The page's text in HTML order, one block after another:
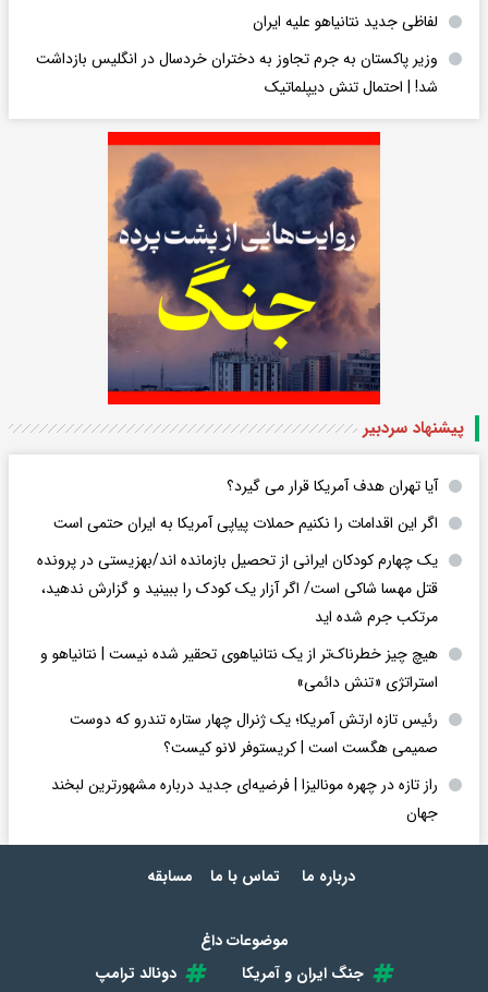
لفاظی جدید نتانیاهو علیه ایران
وزیر پاکستان به جرم تجاوز به دختران خردسال در انگلیس بازداشت
شد! | احتمال تنش دیپلماتیک
پیشنهاد سردبیر
آیا تهران هدف آمریکا قرار می گیرد؟
اگر این اقدامات را نکنیم حملات پیاپی آمریکا به ایران حتمی است
یک چهارم کودکان ایرانی از تحصیل بازمانده اند/بهزیستی در پرونده
قتل مهسا شاکی است/ اگر آزار یک کودک را ببینید و گزارش ندهید،
مرتکب جرم شده اید
هیچ چیز خطرناک‌تر از یک نتانیاهوی تحقیر شده نیست | نتانیاهو و
استراتژی «تنش دائمی»
رئیس تازه ارتش آمریکا؛ یک ژنرال چهار ستاره تندرو که دوست
صمیمی هگست است | کریستوفر لانو کیست؟
راز تازه در چهره مونالیزا | فرضیه‌ای جدید درباره مشهورترین لبخند
جهان
درباره ما تماس با ما مسابقه
موضوعات داغ
جنگ ایران و آمریکا
دونالد ترامپ